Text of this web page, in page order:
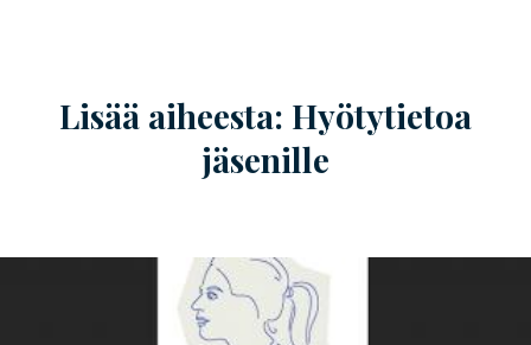
Lisää aiheesta: Hyötytietoa
jäsenille